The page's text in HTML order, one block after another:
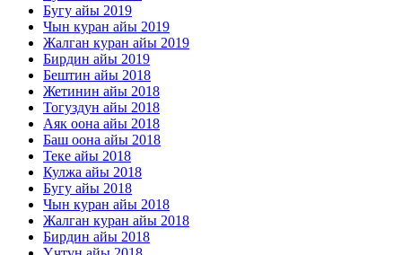
Бугу айы 2019
Чын куран айы 2019
Жалган куран айы 2019
Бирдин айы 2019
Бештин айы 2018
Жетинин айы 2018
Тогуздун айы 2018
Аяк оона айы 2018
Баш оона айы 2018
Теке айы 2018
Кулжа айы 2018
Бугу айы 2018
Чын куран айы 2018
Жалган куран айы 2018
Бирдин айы 2018